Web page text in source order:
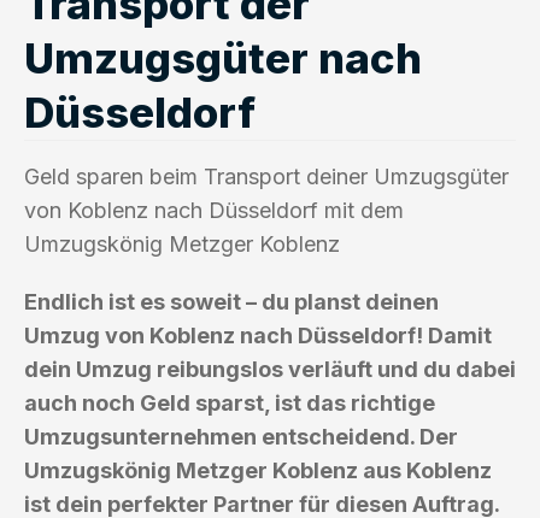
Umzugsgüter nach
Düsseldorf
Geld sparen beim Transport deiner Umzugsgüter
von Koblenz nach Düsseldorf mit dem
Umzugskönig Metzger Koblenz
Endlich ist es soweit – du planst deinen
Umzug von Koblenz nach Düsseldorf! Damit
dein Umzug reibungslos verläuft und du dabei
auch noch Geld sparst, ist das richtige
Umzugsunternehmen entscheidend. Der
Umzugskönig Metzger Koblenz aus Koblenz
ist dein perfekter Partner für diesen Auftrag.